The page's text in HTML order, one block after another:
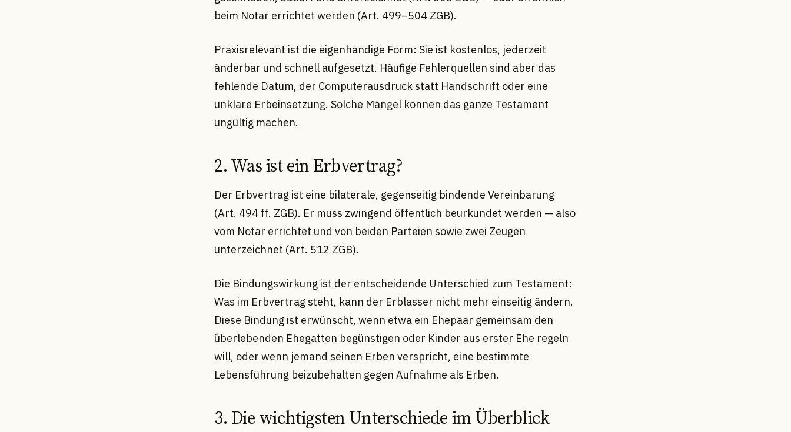
beim Notar errichtet werden (Art. 499–504 ZGB).
Praxisrelevant ist die eigenhändige Form: Sie ist kostenlos, jederzeit
änderbar und schnell aufgesetzt. Häufige Fehlerquellen sind aber das
fehlende Datum, der Computerausdruck statt Handschrift oder eine
unklare Erbeinsetzung. Solche Mängel können das ganze Testament
ungültig machen.
2. Was ist ein Erbvertrag?
Der Erbvertrag ist eine bilaterale, gegenseitig bindende Vereinbarung
(Art. 494 ff. ZGB). Er muss zwingend öffentlich beurkundet werden — also
vom Notar errichtet und von beiden Parteien sowie zwei Zeugen
unterzeichnet (Art. 512 ZGB).
Die Bindungswirkung ist der entscheidende Unterschied zum Testament:
Was im Erbvertrag steht, kann der Erblasser nicht mehr einseitig ändern.
Diese Bindung ist erwünscht, wenn etwa ein Ehepaar gemeinsam den
überlebenden Ehegatten begünstigen oder Kinder aus erster Ehe regeln
will, oder wenn jemand seinen Erben verspricht, eine bestimmte
Lebensführung beizubehalten gegen Aufnahme als Erben.
3. Die wichtigsten Unterschiede im Überblick